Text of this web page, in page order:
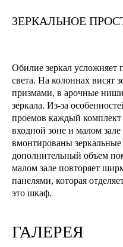
ЗЕРКАЛЬНОЕ
Обилие зеркал усложняет
света. На колоннах висят
призмами, в арочные
зеркала. Из-за
проемов каждый комплект
входной зоне и малом
вмонтированы
дополнительный объем
малом зале повторяет
панелями, которая
это шкаф.
ГАЛЕРЕЯ